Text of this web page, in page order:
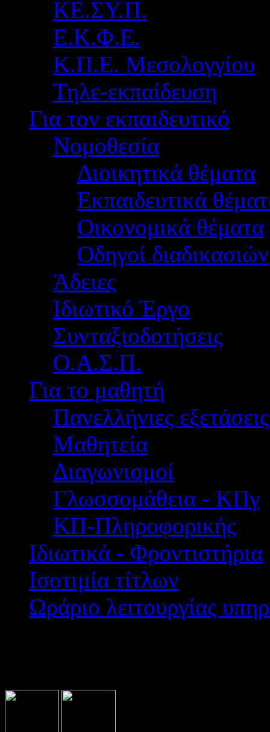
ΚΕ.ΣΥ.Π.
Ε.Κ.Φ.Ε.
Κ.Π.Ε. Μεσολογγίου
Τηλε-εκπαίδευση
Για τον εκπαιδευτικό
Νομοθεσία
Διοικητικά θέματα
Εκπαιδευτικά
Οικονομικά θέματα
Οδηγοί διαδικασιών
Άδειες
Ιδιωτικό Έργο
Συνταξιοδοτήσεις
Ο.Α.Σ.Π.
Για το μαθητή
Πανελλήνιες εξετάσεις
Μαθητεία
Διαγωνισμοί
Γλωσσομάθεια - ΚΠγ
ΚΠ-Πληροφορικής
Ιδιωτικά - Φροντιστήρια
Ισοτιμία τίτλων
Ωράριο λειτουργίας